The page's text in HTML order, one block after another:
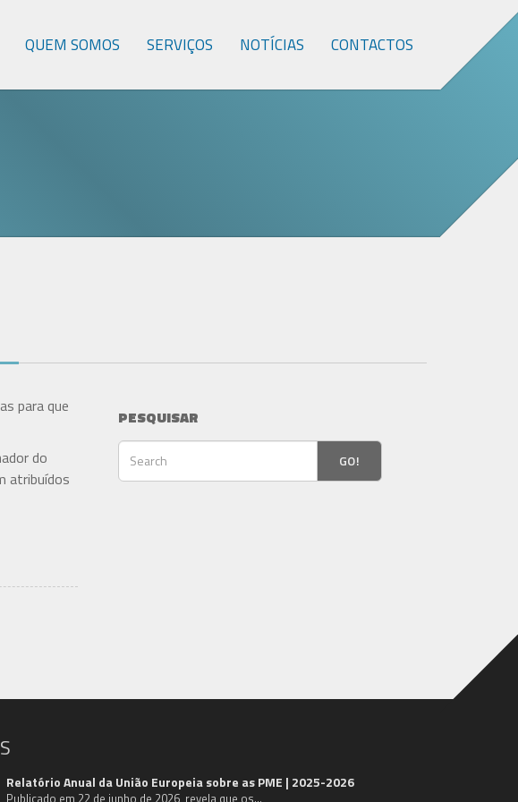
QUEM SOMOS SERVIÇOS NOTÍCIAS CONTACTOS
para que
do
atribuídos
PESQUISAR
GO!
Relatório Anual da União Europeia sobre as PME | 2025-2026
Publicado em 22 de junho de 2026, revela que os…